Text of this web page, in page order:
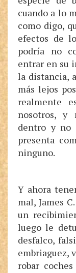
cuando a lo
como digo,
efectos de
podría no
entrar en su
la distancia,
más lejos
realmente
nosotros, y
dentro y no
presenta
ninguno.
Y ahora
mal, James
un
luego le
desfalco,
embriaguez,
robar